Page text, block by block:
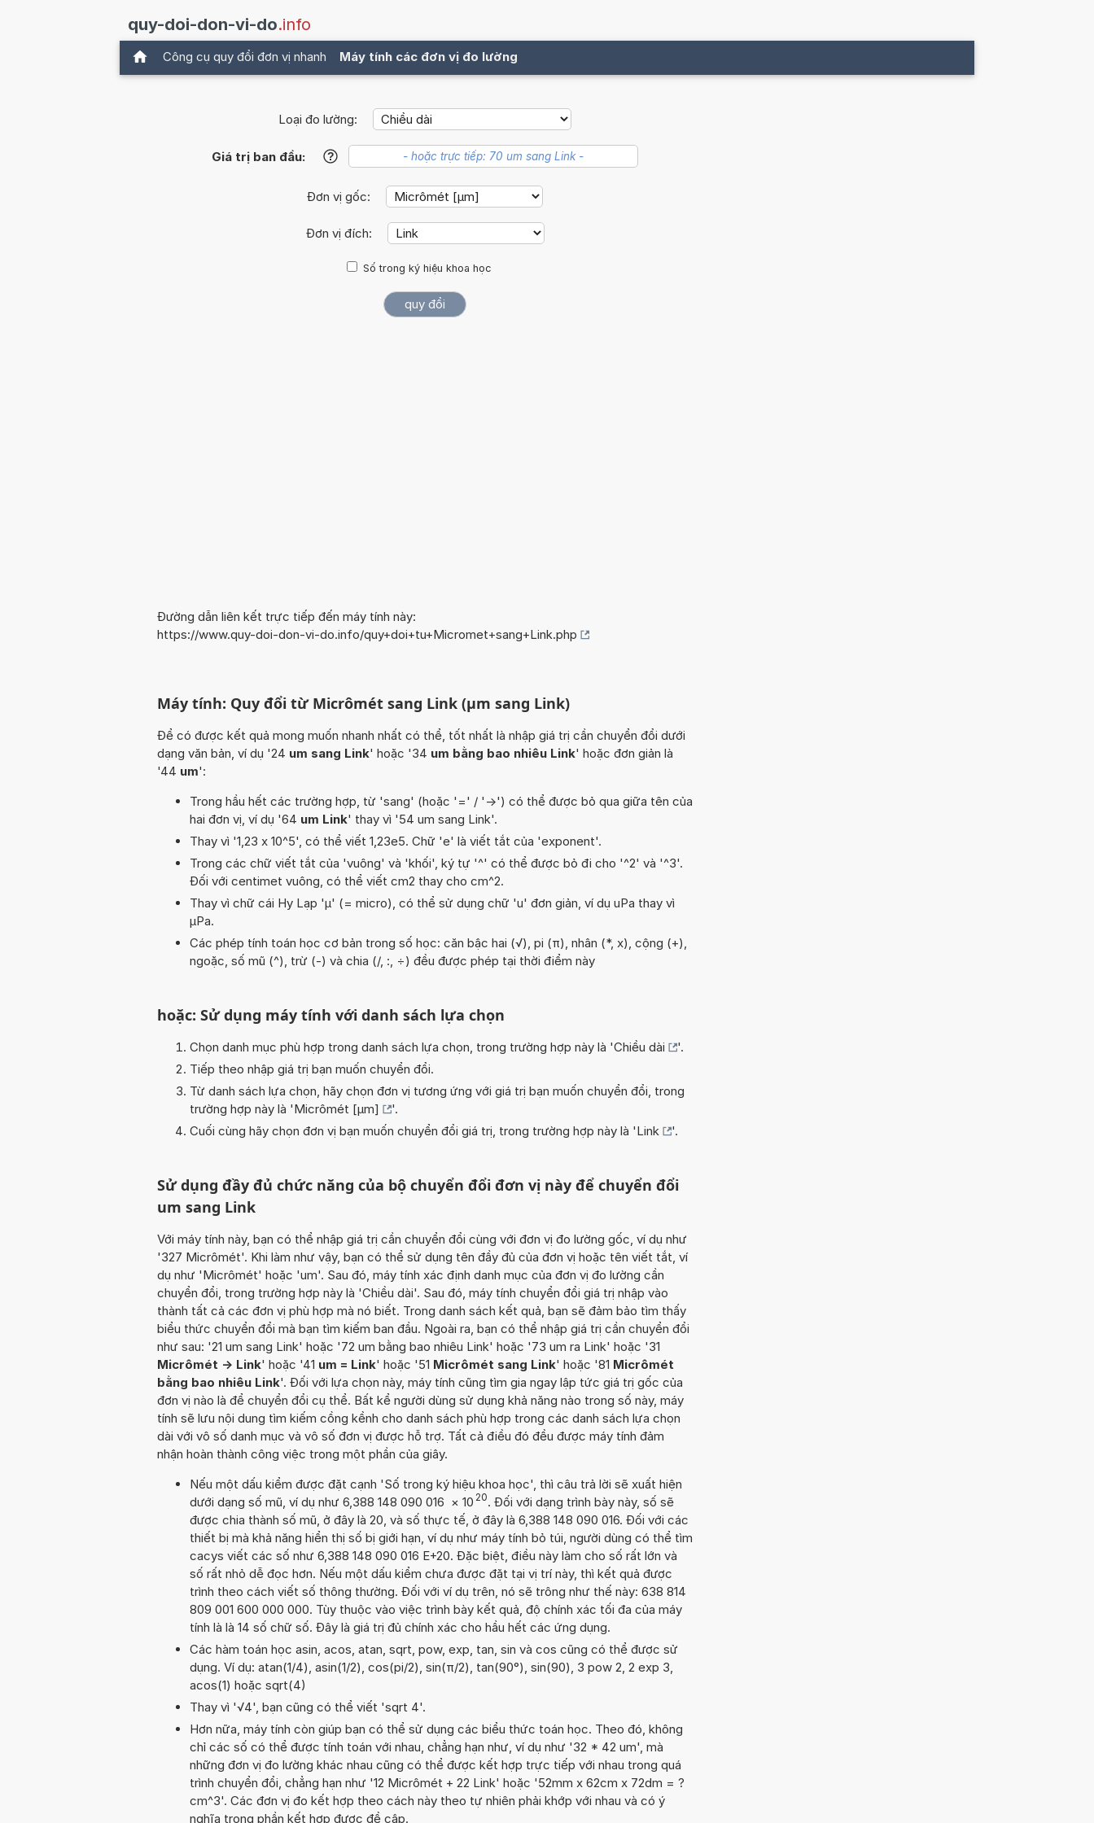
quy-doi-don-vi-do.info
Công cụ quy đổi đơn vị nhanh Máy tính các đơn vị đo lường
Loại đo lường:
Giá trị ban đầu: ?
Đơn vị gốc:
Đơn vị đích:
Số trong ký hiệu khoa học
Đường dẫn liên kết trực tiếp đến máy tính này:
https://www.quy-doi-don-vi-do.info/quy+doi+tu+Micromet+sang+Link.php
Máy tính: Quy đổi từ Micrômét sang Link (µm sang Link)
Để có được kết quả mong muốn nhanh nhất có thể, tốt nhất là nhập giá trị cần chuyển đổi dưới
dạng văn bản, ví dụ '24 um sang Link' hoặc '34 um bằng bao nhiêu Link' hoặc đơn giản là
'44 um':
Trong hầu hết các trường hợp, từ 'sang' (hoặc '=' / '->') có thể được bỏ qua giữa tên của
hai đơn vị, ví dụ '64 um Link' thay vì '54 um sang Link'.
Thay vì '1,23 x 10^5', có thể viết 1,23e5. Chữ 'e' là viết tắt của 'exponent'.
Trong các chữ viết tắt của 'vuông' và 'khối', ký tự '^' có thể được bỏ đi cho '^2' và '^3'.
Đối với centimet vuông, có thể viết cm2 thay cho cm^2.
Thay vì chữ cái Hy Lạp 'µ' (= micro), có thể sử dụng chữ 'u' đơn giản, ví dụ uPa thay vì
µPa.
Các phép tính toán học cơ bản trong số học: căn bậc hai (√), pi (π), nhân (*, x), cộng (+),
ngoặc, số mũ (^), trừ (-) và chia (/, :, ÷) đều được phép tại thời điểm này
hoặc: Sử dụng máy tính với danh sách lựa chọn
Chọn danh mục phù hợp trong danh sách lựa chọn, trong trường hợp này là 'Chiều dài
'.
Tiếp theo nhập giá trị bạn muốn chuyển đổi.
Từ danh sách lựa chọn, hãy chọn đơn vị tương ứng với giá trị bạn muốn chuyển đổi, trong
trường hợp này là 'Micrômét [µm]
'.
Cuối cùng hãy chọn đơn vị bạn muốn chuyển đổi giá trị, trong trường hợp này là 'Link '.
Sử dụng đầy đủ chức năng của bộ chuyển đổi đơn vị này để chuyển đổi
um sang Link
Với máy tính này, bạn có thể nhập giá trị cần chuyển đổi cùng với đơn vị đo lường gốc, ví dụ như
'327 Micrômét'. Khi làm như vậy, bạn có thể sử dụng tên đầy đủ của đơn vị hoặc tên viết tắt, ví
dụ như 'Micrômét' hoặc 'um'. Sau đó, máy tính xác định danh mục của đơn vị đo lường cần
chuyển đổi, trong trường hợp này là 'Chiều dài'. Sau đó, máy tính chuyển đổi giá trị nhập vào
thành tất cả các đơn vị phù hợp mà nó biết. Trong danh sách kết quả, bạn sẽ đảm bảo tìm thấy
biểu thức chuyển đổi mà bạn tìm kiếm ban đầu. Ngoài ra, bạn có thể nhập giá trị cần chuyển đổi
như sau: '21 um sang Link' hoặc '72 um bằng bao nhiêu Link' hoặc '73 um ra Link' hoặc '31
Micrômét -> Link' hoặc '41 um = Link' hoặc '51 Micrômét sang Link' hoặc '81 Micrômét
bằng bao nhiêu Link'. Đối với lựa chọn này, máy tính cũng tìm gia ngay lập tức giá trị gốc của
đơn vị nào là để chuyển đổi cụ thể. Bất kể người dùng sử dụng khả năng nào trong số này, máy
tính sẽ lưu nội dung tìm kiếm cồng kềnh cho danh sách phù hợp trong các danh sách lựa chọn
dài với vô số danh mục và vô số đơn vị được hỗ trợ. Tất cả điều đó đều được máy tính đảm
nhận hoàn thành công việc trong một phần của giây.
Nếu một dấu kiểm được đặt cạnh 'Số trong ký hiệu khoa học', thì câu trả lời sẽ xuất hiện
dưới dạng số mũ, ví dụ như 6,388 148 090 016 × 10 20. Đối với dạng trình bày này, số sẽ
được chia thành số mũ, ở đây là 20, và số thực tế, ở đây là 6,388 148 090 016. Đối với các
thiết bị mà khả năng hiển thị số bị giới hạn, ví dụ như máy tính bỏ túi, người dùng có thể tìm
cacys viết các số như 6,388 148 090 016 E+20. Đặc biệt, điều này làm cho số rất lớn và
số rất nhỏ dễ đọc hơn. Nếu một dấu kiểm chưa được đặt tại vị trí này, thì kết quả được
trình theo cách viết số thông thường. Đối với ví dụ trên, nó sẽ trông như thế này: 638 814
809 001 600 000 000. Tùy thuộc vào việc trình bày kết quả, độ chính xác tối đa của máy
tính là là 14 số chữ số. Đây là giá trị đủ chính xác cho hầu hết các ứng dụng.
Các hàm toán học asin, acos, atan, sqrt, pow, exp, tan, sin và cos cũng có thể được sử
dụng. Ví dụ: atan(1/4), asin(1/2), cos(pi/2), sin(π/2), tan(90°), sin(90), 3 pow 2, 2 exp 3,
acos(1) hoặc sqrt(4)
Thay vì '√4', bạn cũng có thể viết 'sqrt 4'.
Hơn nữa, máy tính còn giúp bạn có thể sử dụng các biểu thức toán học. Theo đó, không
chỉ các số có thể được tính toán với nhau, chẳng hạn như, ví dụ như '32 * 42 um', mà
những đơn vị đo lường khác nhau cũng có thể được kết hợp trực tiếp với nhau trong quá
trình chuyển đổi, chẳng hạn như '12 Micrômét + 22 Link' hoặc '52mm x 62cm x 72dm = ?
cm^3'. Các đơn vị đo kết hợp theo cách này theo tự nhiên phải khớp với nhau và có ý
nghĩa trong phần kết hợp được đề cập.